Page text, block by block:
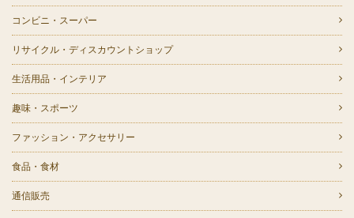
コンビニ・スーパー
リサイクル・ディスカウントショップ
生活用品・インテリア
趣味・スポーツ
ファッション・アクセサリー
食品・食材
通信販売